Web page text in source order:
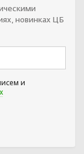
новинках ЦБ
и